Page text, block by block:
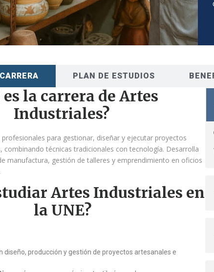
PLAN DE ESTUDIOS
es la carrera de Artes
Industriales?
para gestionar, diseñar y ejecutar proyectos
combinando técnicas tradicionales con tecnología. Desarrolla
manufactura, gestión de talleres y emprendimiento en oficios
Artes Industriales en
la UNE?
diseño, producción y gestión de proyectos artesanales e